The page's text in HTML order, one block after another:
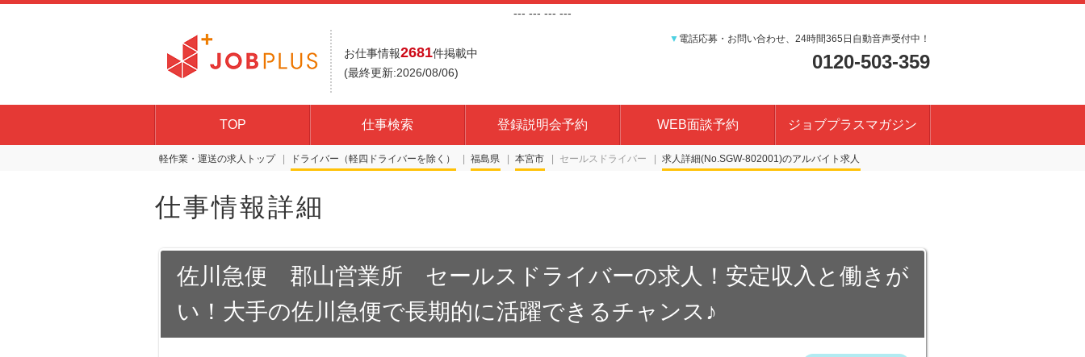
--- --- --- ---
お仕事情報2681件掲載中
(最終更新:2026/08/06)
▼ 電話応募・お問い合わせ、24時間365日自動音声受付中！
0120-503-359
TOP 仕事検索 登録説明会予約 WEB面談予約 ジョブプラスマガジン
軽作業・運送の求人トップ ドライバー（軽四ドライバーを除く） 福島県 本宮市 セールスドライバー 求人詳細(No.SGW-802001)
仕事情報詳細
佐川急便 郡山営業所 セールスドライバーの求人！安定収入と働きが
い！大手の佐川急便で長期的に活躍できるチャンス♪